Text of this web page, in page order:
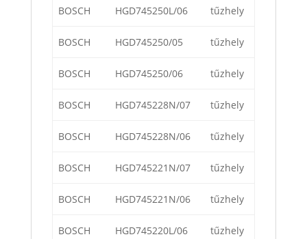
BOSCH HGD745250L/06 tűzhely
BOSCH HGD745250/05 tűzhely
BOSCH HGD745250/06 tűzhely
BOSCH HGD745228N/07 tűzhely
BOSCH HGD745228N/06 tűzhely
BOSCH HGD745221N/07 tűzhely
BOSCH HGD745221N/06 tűzhely
BOSCH HGD745220L/06 tűzhely